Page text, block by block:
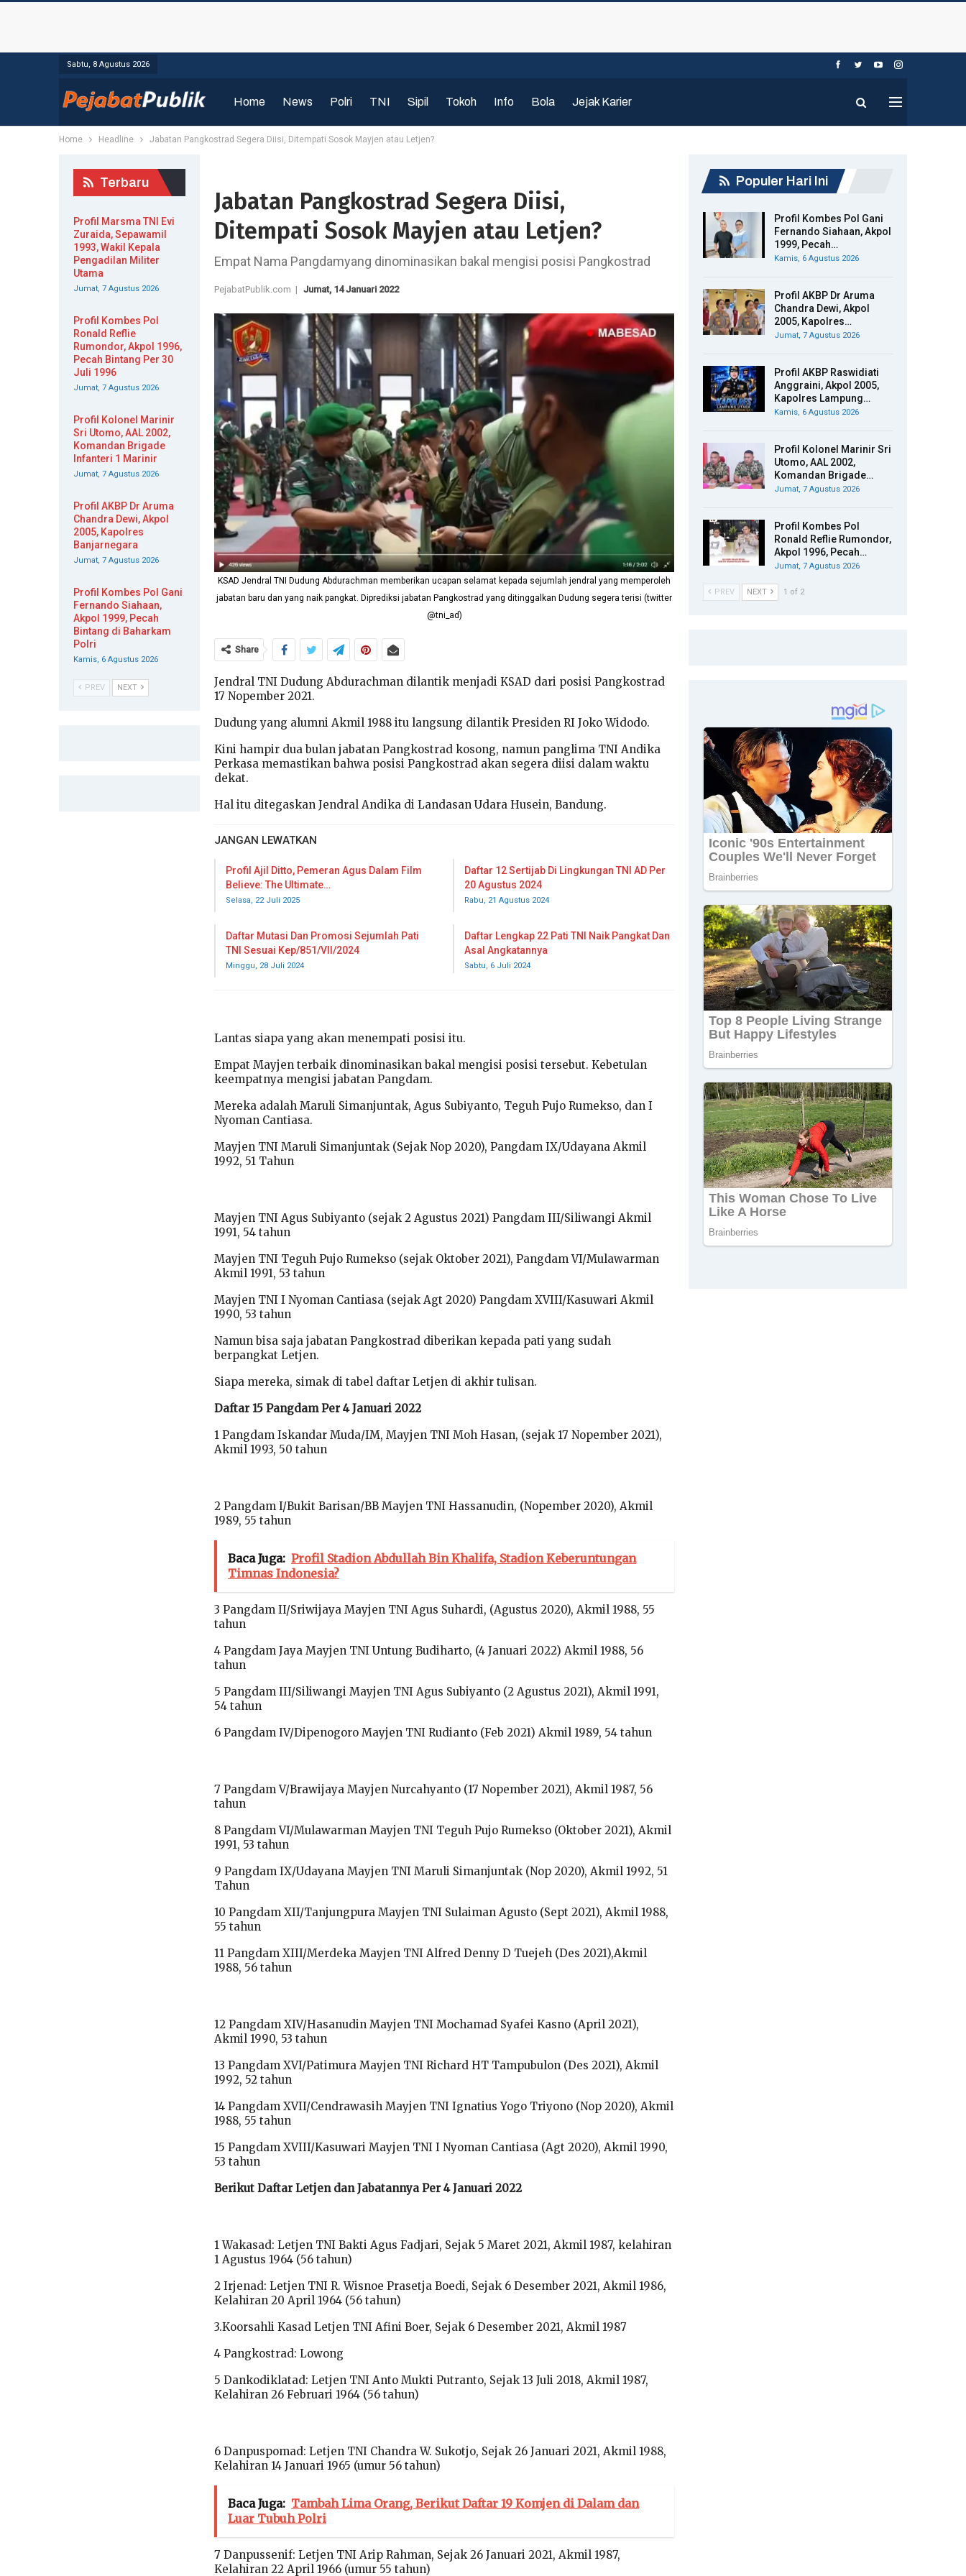
Sabtu, 8 Agustus 2026
Home News Polri TNI Sipil Tokoh Info Bola Jejak Karier
Home Headline Jabatan Pangkostrad Segera Diisi, Ditempati Sosok Mayjen atau Letjen?
Jabatan Pangkostrad Segera Diisi,
Ditempati Sosok Mayjen atau Letjen?
Empat Nama Pangdamyang dinominasikan bakal mengisi posisi Pangkostrad
PejabatPublik.com | Jumat, 14 Januari 2022
KSAD Jendral TNI Dudung Abdurachman memberikan ucapan selamat kepada sejumlah jendral yang memperoleh
jabatan baru dan yang naik pangkat. Diprediksi jabatan Pangkostrad yang ditinggalkan Dudung segera terisi (twitter
@tni_ad)
Share
Jendral TNI Dudung Abdurachman dilantik menjadi KSAD dari posisi Pangkostrad
17 Nopember 2021.
Dudung yang alumni Akmil 1988 itu langsung dilantik Presiden RI Joko Widodo.
Kini hampir dua bulan jabatan Pangkostrad kosong, namun panglima TNI Andika
Perkasa memastikan bahwa posisi Pangkostrad akan segera diisi dalam waktu
dekat.
Hal itu ditegaskan Jendral Andika di Landasan Udara Husein, Bandung.
JANGAN LEWATKAN
Profil Ajil Ditto, Pemeran Agus Dalam Film
Believe: The Ultimate…
Selasa, 22 Juli 2025
Daftar 12 Sertijab Di Lingkungan TNI AD Per
20 Agustus 2024
Rabu, 21 Agustus 2024
Daftar Mutasi Dan Promosi Sejumlah Pati
TNI Sesuai Kep/851/VII/2024
Minggu, 28 Juli 2024
Daftar Lengkap 22 Pati TNI Naik Pangkat Dan
Asal Angkatannya
Sabtu, 6 Juli 2024
Lantas siapa yang akan menempati posisi itu.
Empat Mayjen terbaik dinominasikan bakal mengisi posisi tersebut. Kebetulan
keempatnya mengisi jabatan Pangdam.
Mereka adalah Maruli Simanjuntak, Agus Subіуаntо, Tеguh Pujо Rumekso, dan I
Nуоmаn Cаntіаѕа.
Mayjen TNI Maruli Simanjuntak (Sejak Nop 2020), Pangdam IX/Udayana Akmil
1992, 51 Tahun
Mayjen TNI Agus Subiyanto (sejak 2 Agustus 2021) Pangdam III/Siliwangi Akmil
1991, 54 tahun
Mayjen TNI Teguh Pujo Rumekso (sejak Oktober 2021), Pangdam VI/Mulawarman
Akmil 1991, 53 tahun
Mayjen TNI I Nyoman Cantiasa (sejak Agt 2020) Pangdam XVIII/Kasuwari Akmil
1990, 53 tahun
Namun bisa saja jabatan Pangkostrad diberikan kepada pati yang sudah
berpangkat Letjen.
Siapa mereka, simak di tabel daftar Letjen di akhir tulisan.
Daftar 15 Pangdam Per 4 Januari 2022
1 Pangdam Iskandar Muda/IM, Mayjen TNI Moh Hasan, (sejak 17 Nopember 2021),
Akmil 1993, 50 tahun
2 Pangdam I/Bukit Barisan/BB Mayjen TNI Hassanudin, (Nopember 2020), Akmil
1989, 55 tahun
Baca Juga: Profil Stadion Abdullah Bin Khalifa, Stadion Keberuntungan
Timnas Indonesia?
3 Pangdam II/Sriwijaya Mayjen TNI Agus Suhardi, (Agustus 2020), Akmil 1988, 55
tahun
4 Pangdam Jaya Mayjen TNI Untung Budiharto, (4 Januari 2022) Akmil 1988, 56
tahun
5 Pangdam III/Siliwangi Mayjen TNI Agus Subiyanto (2 Agustus 2021), Akmil 1991,
54 tahun
6 Pangdam IV/Dipenogoro Mayjen TNI Rudianto (Feb 2021) Akmil 1989, 54 tahun
7 Pangdam V/Brawijaya Mayjen Nurcahyanto (17 Nopember 2021), Akmil 1987, 56
tahun
8 Pangdam VI/Mulawarman Mayjen TNI Teguh Pujo Rumekso (Oktober 2021), Akmil
1991, 53 tahun
9 Pangdam IX/Udayana Mayjen TNI Maruli Simanjuntak (Nop 2020), Akmil 1992, 51
Tahun
10 Pangdam XII/Tanjungpura Mayjen TNI Sulaiman Agusto (Sept 2021), Akmil 1988,
55 tahun
11 Pangdam XIII/Merdeka Mayjen TNI Alfred Denny D Tuejeh (Des 2021),Akmil
1988, 56 tahun
12 Pangdam XIV/Hasanudin Mayjen TNI Mochamad Syafei Kasno (April 2021),
Akmil 1990, 53 tahun
13 Pangdam XVI/Patimura Mayjen TNI Richard HT Tampubulon (Des 2021), Akmil
1992, 52 tahun
14 Pangdam XVII/Cendrawasih Mayjen TNI Ignatius Yogo Triyono (Nop 2020), Akmil
1988, 55 tahun
15 Pangdam XVIII/Kasuwari Mayjen TNI I Nyoman Cantiasa (Agt 2020), Akmil 1990,
53 tahun
Berikut Daftar Letjen dan Jabatannya Per 4 Januari 2022
1 Wakasad: Letjen TNI Bakti Agus Fadjari, Sejak 5 Maret 2021, Akmil 1987, kelahiran
1 Agustus 1964 (56 tahun)
2 Irjenad: Letjen TNI R. Wisnoe Prasetja Boedi, Sejak 6 Desember 2021, Akmil 1986,
Kelahiran 20 April 1964 (56 tahun)
3.Koorsahli Kasad Letjen TNI Afini Boer, Sejak 6 Desember 2021, Akmil 1987
4 Pangkostrad: Lowong
5 Dankodiklatad: Letjen TNI Anto Mukti Putranto, Sejak 13 Juli 2018, Akmil 1987,
Kelahiran 26 Februari 1964 (56 tahun)
6 Danpuspomad: Letjen TNI Chandra W. Sukotjo, Sejak 26 Januari 2021, Akmil 1988,
Kelahiran 14 Januari 1965 (umur 56 tahun)
Baca Juga: Tambah Lima Orang, Berikut Daftar 19 Komjen di Dalam dan
Luar Tubuh Polri
7 Danpussenif: Letjen TNI Arip Rahman, Sejak 26 Januari 2021, Akmil 1987,
Kelahiran 22 April 1966 (umur 55 tahun)
Populer Hari Ini
Profil Kombes Pol Gani
Fernando Siahaan, Akpol
1999, Pecah…
Kamis, 6 Agustus 2026
Profil AKBP Dr Aruma
Chandra Dewi, Akpol
2005, Kapolres…
Jumat, 7 Agustus 2026
Profil AKBP Raswidiati
Anggraini, Akpol 2005,
Kapolres Lampung…
Kamis, 6 Agustus 2026
Profil Kolonel Marinir Sri
Utomo, AAL 2002,
Komandan Brigade…
Jumat, 7 Agustus 2026
Profil Kombes Pol
Ronald Reflie Rumondor,
Akpol 1996, Pecah…
Jumat, 7 Agustus 2026
PREV NEXT 1 of 2
Terbaru
Profil Marsma TNI Evi
Zuraida, Sepawamil
1993, Wakil Kepala
Pengadilan Militer
Utama
Jumat, 7 Agustus 2026
Profil Kombes Pol
Ronald Reflie
Rumondor, Akpol 1996,
Pecah Bintang Per 30
Juli 1996
Jumat, 7 Agustus 2026
Profil Kolonel Marinir
Sri Utomo, AAL 2002,
Komandan Brigade
Infanteri 1 Marinir
Jumat, 7 Agustus 2026
Profil AKBP Dr Aruma
Chandra Dewi, Akpol
2005, Kapolres
Banjarnegara
Jumat, 7 Agustus 2026
Profil Kombes Pol Gani
Fernando Siahaan,
Akpol 1999, Pecah
Bintang di Baharkam
Polri
Kamis, 6 Agustus 2026
PREV NEXT